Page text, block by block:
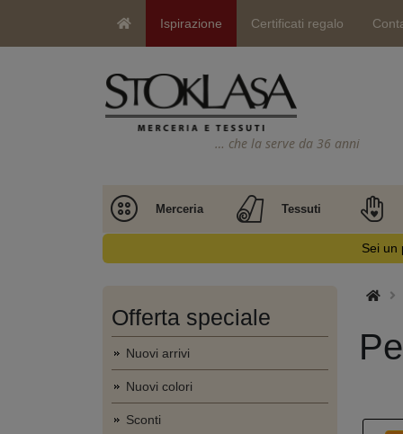
Ispirazione Certificati regalo
… che la serve da 36 anni
Merceria Tessuti
Sei un
Offerta speciale
Nuovi arrivi
Nuovi colori
Sconti